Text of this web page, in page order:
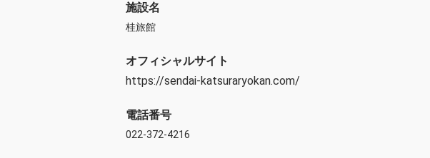
施設名
桂旅館
オフィシャルサイト
https://sendai-katsuraryokan.com/
電話番号
022-372-4216